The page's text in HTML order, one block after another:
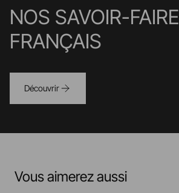
NOS SAVOIR-FAIRE
FRANÇAIS
Découvrir
Vous aimerez aussi